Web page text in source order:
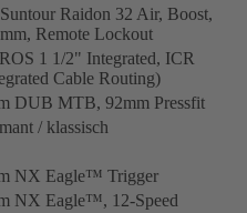
Raidon 32 Air, Boost,
Remote Lockout
1 1/2" Integrated, ICR
Cable Routing)
DUB MTB, 92mm Pressfit
/ klassisch
NX Eagle™ Trigger
NX Eagle™, 12-Speed